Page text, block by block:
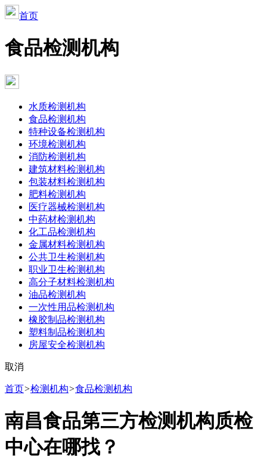
首页
食品检测机构
水质检测机构
食品检测机构
特种设备检测机构
环境检测机构
消防检测机构
建筑材料检测机构
包装材料检测机构
肥料检测机构
医疗器械检测机构
中药材检测机构
化工品检测机构
金属材料检测机构
公共卫生检测机构
职业卫生检测机构
高分子材料检测机构
油品检测机构
一次性用品检测机构
橡胶制品检测机构
塑料制品检测机构
房屋安全检测机构
取消
首页>检测机构>食品检测机构
南昌食品第三方检测机构质检
中心在哪找？